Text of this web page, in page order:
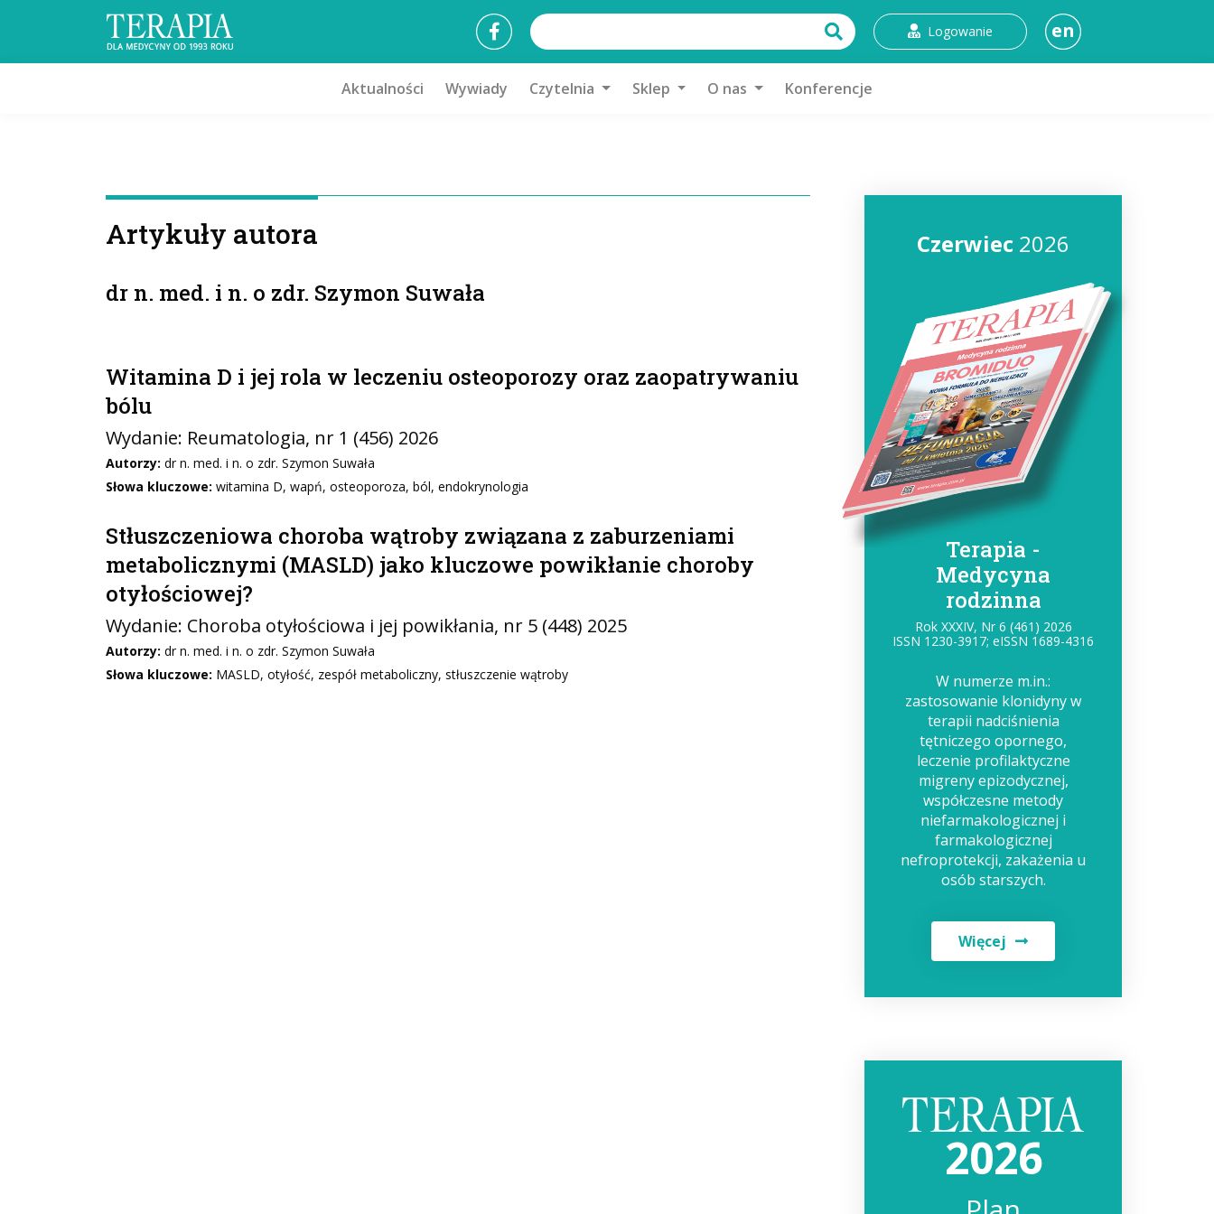
Logowanie en
Aktualności Wywiady Czytelnia Sklep O nas Konferencje
Artykuły autora
dr n. med. i n. o zdr. Szymon Suwała
Witamina D i jej rola w leczeniu osteoporozy oraz zaopatrywaniu
bólu
Wydanie: Reumatologia, nr 1 (456) 2026
Autorzy: dr n. med. i n. o zdr. Szymon Suwała
Słowa kluczowe: witamina D, wapń, osteoporoza, ból, endokrynologia
Stłuszczeniowa choroba wątroby związana z zaburzeniami
metabolicznymi (MASLD) jako kluczowe powikłanie choroby
otyłościowej?
Wydanie: Choroba otyłościowa i jej powikłania, nr 5 (448) 2025
Autorzy: dr n. med. i n. o zdr. Szymon Suwała
Słowa kluczowe: MASLD, otyłość, zespół metaboliczny, stłuszczenie wątroby
Czerwiec 2026
Terapia -
Medycyna
rodzinna
Rok XXXIV, Nr 6 (461) 2026
ISSN 1230-3917; eISSN 1689-4316
W numerze m.in.:
zastosowanie klonidyny w
terapii nadciśnienia
tętniczego opornego,
leczenie profilaktyczne
migreny epizodycznej,
współczesne metody
niefarmakologicznej i
farmakologicznej
nefroprotekcji, zakażenia u
osób starszych.
Więcej
2026